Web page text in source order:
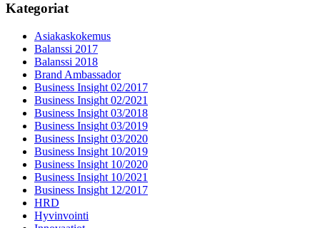
Kategoriat
Asiakaskokemus
Balanssi 2017
Balanssi 2018
Brand Ambassador
Business Insight 02/2017
Business Insight 02/2021
Business Insight 03/2018
Business Insight 03/2019
Business Insight 03/2020
Business Insight 10/2019
Business Insight 10/2020
Business Insight 10/2021
Business Insight 12/2017
HRD
Hyvinvointi